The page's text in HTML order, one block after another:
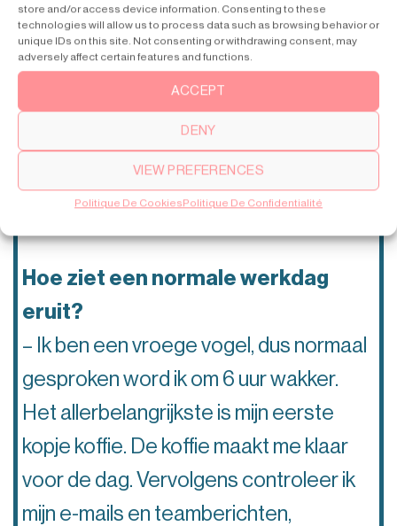
store and/or access device information. Consenting to these
technologies will allow us to process data such as browsing behavior or
unique IDs on this site. Not consenting or withdrawing consent, may
adversely affect certain features and functions.
ACCEPT
DENY
VIEW PREFERENCES
Politique De CookiesPolitique De Confidentialité
Met welke markten werkt u
– Ik ben verantwoordelijk voor alle
landen in het Midden-Oosten. De
Hoe ziet een normale werkdag
eruit?
– Ik ben een vroege vogel, dus normaal
gesproken word ik om 6 uur wakker.
Het allerbelangrijkste is mijn eerste
kopje koffie. De koffie maakt me klaar
voor de dag. Vervolgens controleer ik
mijn e-mails en teamberichten,